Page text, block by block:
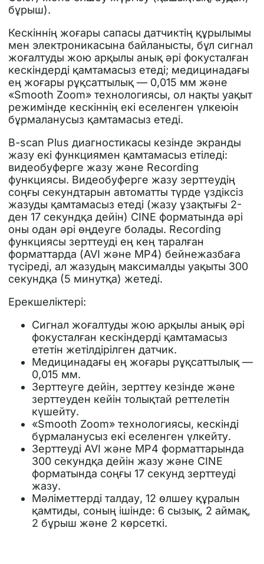
бұрыш).
Кескіннің жоғары сапасы датчиктің құрылымы
мен электроникасына байланысты, бұл сигнал
жоғалтуды жою арқылы анық әрі фокусталған
кескіндерді қамтамасыз етеді; медицинадағы
ең жоғары рұқсаттылық — 0,015 мм және
«Smooth Zoom» технологиясы, ол нақты уақыт
режимінде кескіннің екі еселенген үлкеюін
бұрмаланусыз қамтамасыз етеді.
B-scan Plus диагностикасы кезінде экранды
жазу екі функциямен қамтамасыз етіледі:
видеобуферге жазу және Recording
функциясы. Видеобуферге жазу зерттеудің
соңғы секундтарын автоматты түрде үздіксіз
жазуды қамтамасыз етеді (жазу ұзақтығы 2-
ден 17 секундқа дейін) CINE форматында әрі
оны одан әрі өңдеуге болады. Recording
функциясы зерттеуді ең кең таралған
форматтарда (AVI және MP4) бейнежазбаға
түсіреді, ал жазудың максималды уақыты 300
секундқа (5 минутқа) жетеді.
Ерекшеліктері:
Сигнал жоғалтуды жою арқылы анық әрі
фокусталған кескіндерді қамтамасыз
ететін жетілдірілген датчик.
Медицинадағы ең жоғары рұқсаттылық —
0,015 мм.
Зерттеуге дейін, зерттеу кезінде және
зерттеуден кейін толықтай реттелетін
күшейту.
«Smooth Zoom» технологиясы, кескінді
бұрмаланусыз екі еселенген үлкейту.
Зерттеуді AVI және MP4 форматтарында
300 секундқа дейін жазу және CINE
форматында соңғы 17 секунд зерттеуді
жазу.
Мәліметтерді талдау, 12 өлшеу құралын
қамтиды, соның ішінде: 6 сызық, 2 аймақ,
2 бұрыш және 2 көрсеткі.